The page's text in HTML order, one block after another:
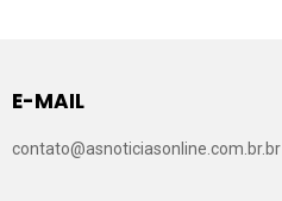
E-MAIL
contato@asnoticiasonline.com.br.br